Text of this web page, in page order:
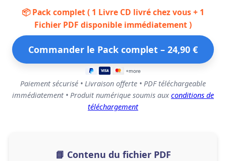
📦 Pack complet ( 1 Livre CD livré chez vous + 1
Fichier PDF disponible immédiatement )
Paiement sécurisé • Livraison offerte • PDF téléchargeable
immédiatement • Produit numérique soumis aux conditions de
téléchargement
📘 Contenu du fichier PDF